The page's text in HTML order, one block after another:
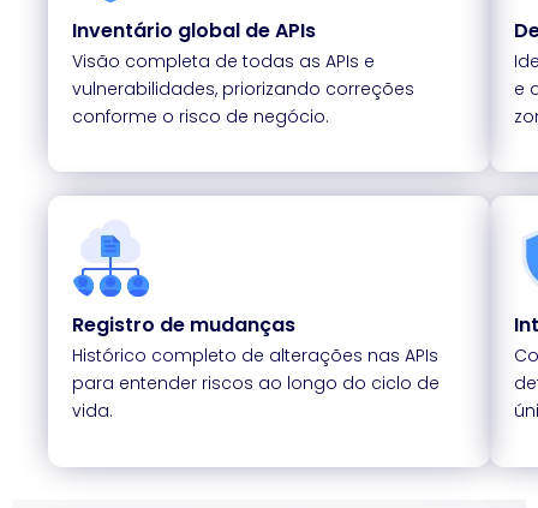
Inventário global de APIs
Visão completa de todas as APIs e
vulnerabilidades, priorizando correções
conforme o risco de negócio.
e
Registro de mudanças
Histórico completo de alterações nas APIs
para entender riscos ao longo do ciclo de
vida.